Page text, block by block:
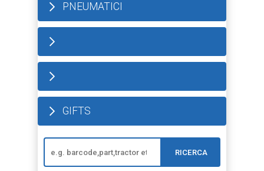
PNEUMATICI
GIFTS
RICERCA